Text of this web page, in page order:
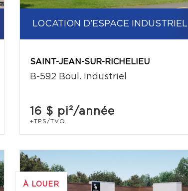
LOCATION D'ESPACE INDUSTRIEL
SAINT-JEAN-SUR-RICHELIEU
B-592 Boul. Industriel
16 $ pi²/année
+TPS/TVQ
À LOUER